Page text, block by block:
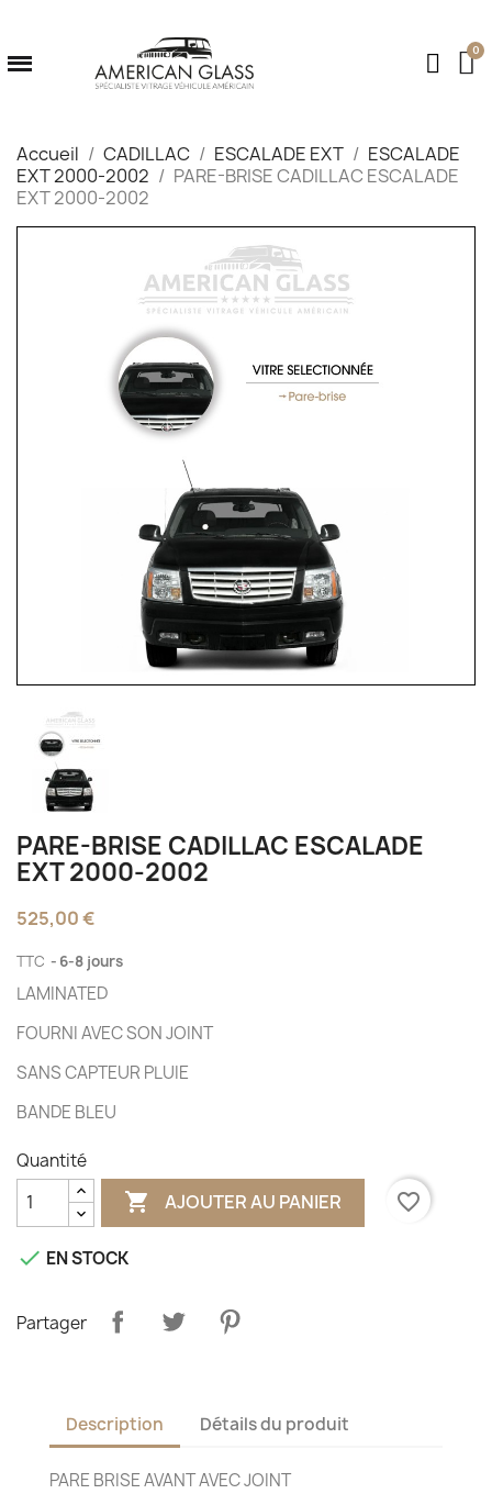
Accueil CADILLAC ESCALADE EXT
ESCALADE
EXT 2000-2002
PARE-BRISE CADILLAC ESCALADE
EXT 2000-2002
PARE-BRISE CADILLAC ESCALADE
EXT 2000-2002
525,00 €
TTC 6-8 jours
LAMINATED
FOURNI AVEC SON JOINT
SANS CAPTEUR PLUIE
BANDE BLEU
Quantité
 AJOUTER AU PANIER favorite_border
 EN STOCK
Partager
Description Détails du produit
PARE BRISE AVANT AVEC JOINT